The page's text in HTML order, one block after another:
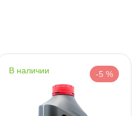
наличии -5 %